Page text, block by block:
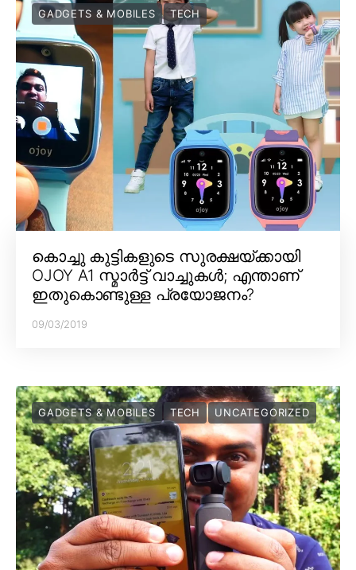
GADGETS & MOBILES TECH
കൊച്ചു കുട്ടികളുടെ സുരക്ഷയ്ക്കായി
OJOY A1 സ്മാർട്ട് വാച്ചുകൾ; എന്താണ്
ഇതുകൊണ്ടുള്ള പ്രയോജനം?
09/03/2019
GADGETS & MOBILES TECH UNCATEGORIZED